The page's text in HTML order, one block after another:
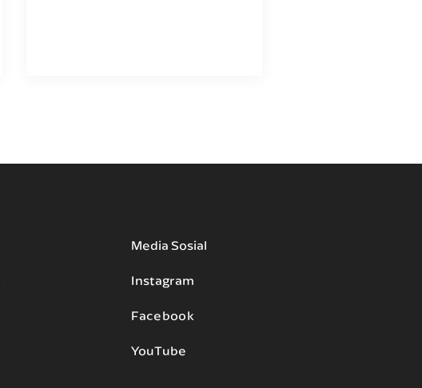
Media Sosial
Instagram
Facebook
YouTube